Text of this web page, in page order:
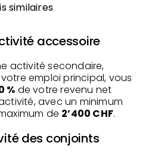
similaires
accessoire
activité secondaire,
emploi principal, vous
% de votre revenu net
avec un minimum
de 2’400 CHF.
des conjoints